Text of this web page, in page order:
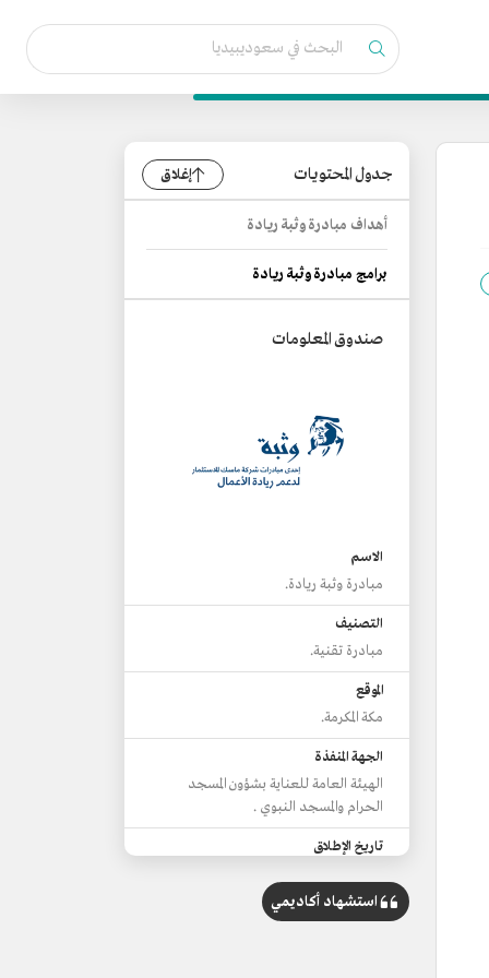
جدول المحتويات إغلاق
أهداف مبادرة وثبة ريادة
برامج مبادرة وثبة ريادة
صندوق المعلومات
الاسم
مبادرة وثبة ريادة.
التصنيف
مبادرة تقنية.
الموقع
مكة المكرمة.
الجهة المنفذة
الهيئة العامة للعناية بشؤون المسجد
الحرام والمسجد النبوي .
تاريخ الإطلاق
من الأهداف
استشهاد أكاديمي